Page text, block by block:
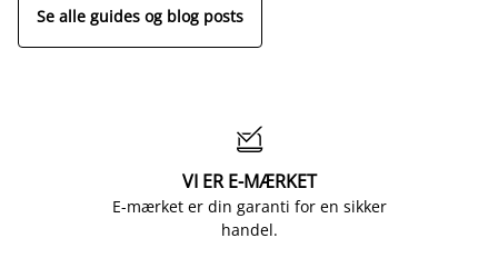
Se alle guides og blog posts

VI ER E-MÆRKET
E-mærket er din garanti for en sikker
handel.